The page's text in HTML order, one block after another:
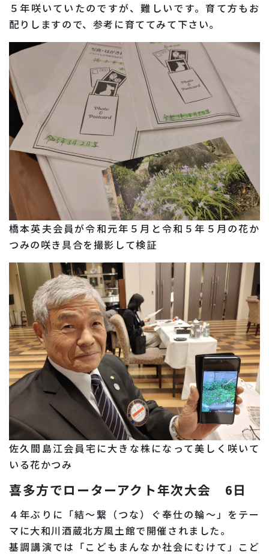
５年咲いていたのですが、難しいです。育て方もお
配りしますので、参考に育ててみて下さい。
橋本英夫会員が令和元年５月と令和５年５月の花か
つみの咲き具合を撮影して検証
佐久間島江会員宅に大きな株になって美しく咲いて
いる花かつみ
喜多方でローターアクト年次大会 6日
４年ぶりに「結～繋（つな）ぐ奉仕の輪～」をテー
マに大和川酒蔵北方風土館で開催されました。
基調講演では「こどもまんなか社会にむけて」こど